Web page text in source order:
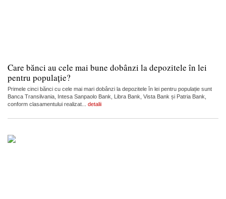
Care bănci au cele mai bune dobânzi la depozitele în lei
pentru populație?
Primele cinci bănci cu cele mai mari dobânzi la depozitele în lei pentru populație sunt
Banca Transilvania, Intesa Sanpaolo Bank, Libra Bank, Vista Bank și Patria Bank,
conform clasamentului realizat... detalii